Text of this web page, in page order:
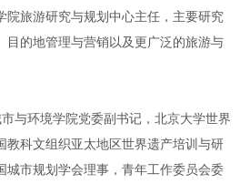
院旅游研究与规划中心主任，主要研究
目的地管理与营销以及更广泛的旅游与
与环境学院党委副书记，北京大学世界
教科文组织亚太地区世界遗产培训与研
城市规划学会理事，青年工作委员会委